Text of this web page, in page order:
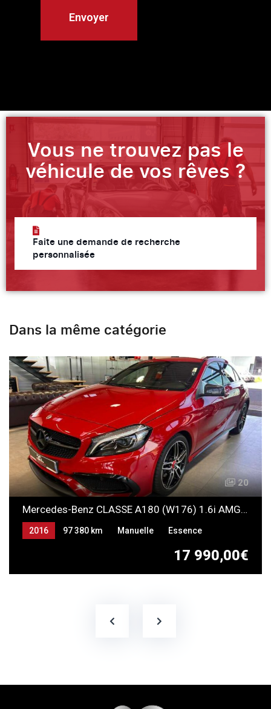
Vous ne trouvez pas le
véhicule de vos rêves ?
Faite une demande de recherche
personnalisée
Dans la même catégorie
20
Mercedes-Benz CLASSE A180 (W176) 1.6i AMG LINE
17 990,00€
2016 97 380 km Manuelle Essence